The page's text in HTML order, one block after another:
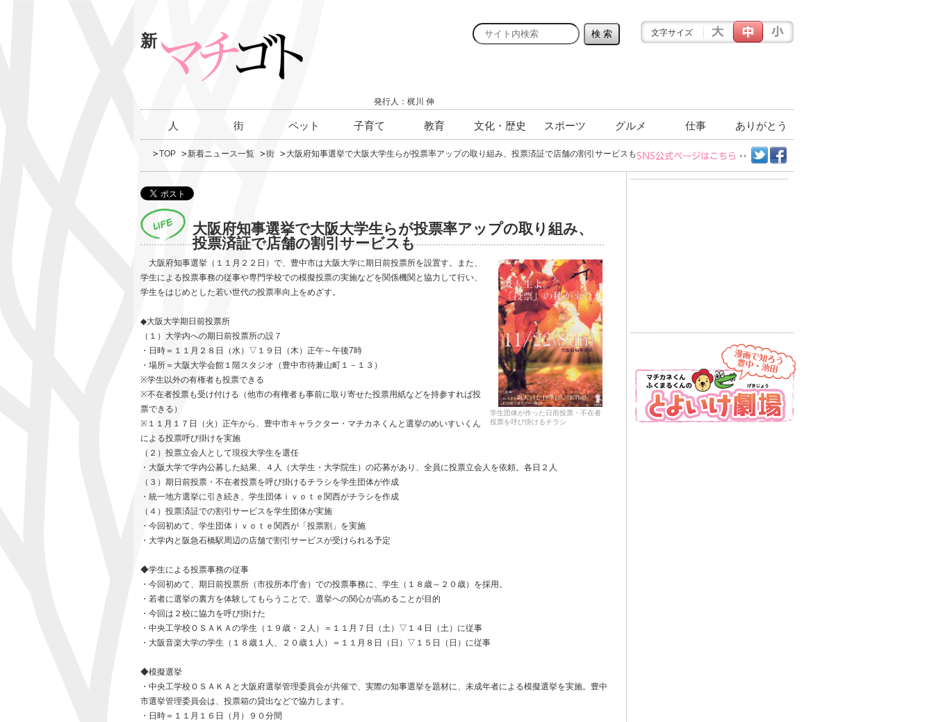
新
発行人：梶川 伸
文字サイズ
人 街 ペット 子育て 教育 文化・歴史 スポーツ グルメ 仕事 ありがとう
TOP 新着ニュース一覧 街 大阪府知事選挙で大阪大学生らが投票率アップの取り組み、投票済証で店舗の割引サービスも
大阪府知事選挙で大阪大学生らが投票率アップの取り組み、
投票済証で店舗の割引サービスも
学生団体が作った日前投票・不在者
投票を呼び掛けるチラシ
大阪府知事選挙（１１月２２日）で、豊中市は大阪大学に期日前投票所を設置す。また、
学生による投票事務の従事や専門学校での模擬投票の実施などを関係機関と協力して行い、
学生をはじめとした若い世代の投票率向上をめざす。
◆大阪大学期日前投票所
（１）大学内への期日前投票所の設７
・日時＝１１月２８日（水）▽１９日（木）正午～午後7時
・場所＝大阪大学会館１階スタジオ（豊中市待兼山町１－１３）
※学生以外の有権者も投票できる
※不在者投票も受け付ける（他市の有権者も事前に取り寄せた投票用紙などを持参すれば投
票できる）
※１１月１７日（火）正午から、豊中市キャラクター・マチカネくんと選挙のめいすいくん
による投票呼び掛けを実施
（２）投票立会人として現役大学生を選任
・大阪大学で学内公募した結果、４人（大学生・大学院生）の応募があり、全員に投票立会人を依頼。各日２人
（３）期日前投票・不在者投票を呼び掛けるチラシを学生団体が作成
・統一地方選挙に引き続き、学生団体ｉｖｏｔｅ関西がチラシを作成
（４）投票済証での割引サービスを学生団体が実施
・今回初めて、学生団体ｉｖｏｔｅ関西が「投票割」を実施
・大学内と阪急石橋駅周辺の店舗で割引サービスが受けられる予定
◆学生による投票事務の従事
・今回初めて、期日前投票所（市役所本庁舎）での投票事務に、学生（１８歳～２０歳）を採用。
・若者に選挙の裏方を体験してもらうことで、選挙への関心が高めることが目的
・今回は２校に協力を呼び掛けた
・中央工学校ＯＳＡＫＡの学生（１９歳・２人）＝１１月７日（土）▽１４日（土）に従事
・大阪音楽大学の学生（１８歳１人、２０歳１人）＝１１月８日（日）▽１５日（日）に従事
◆模擬選挙
・中央工学校ＯＳＡＫＡと大阪府選挙管理委員会が共催で、実際の知事選挙を題材に、未成年者による模擬選挙を実施。豊中
市選挙管理委員会は、投票箱の貸出などで協力します。
・日時＝１１月１６日（月）９０分間